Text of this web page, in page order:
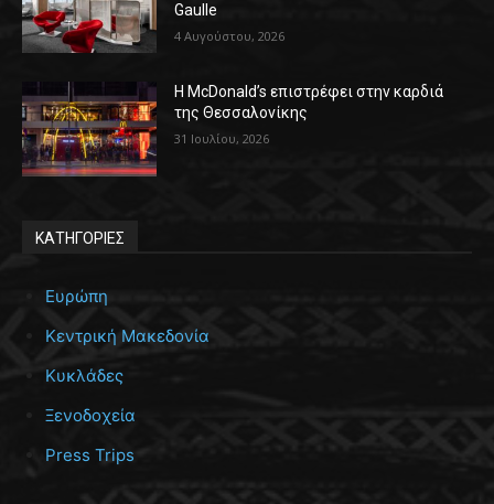
Gaulle
4 Αυγούστου, 2026
Η McDonald’s επιστρέφει στην καρδιά
της Θεσσαλονίκης
31 Ιουλίου, 2026
ΚΑΤΗΓΟΡΙΕΣ
Ευρώπη
Κεντρική Μακεδονία
Κυκλάδες
Ξενοδοχεία
Press Trips